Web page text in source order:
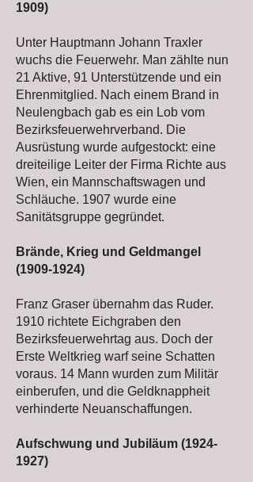
1909)
Unter Hauptmann Johann Traxler
wuchs die Feuerwehr. Man zählte nun
21 Aktive, 91 Unterstützende und ein
Ehrenmitglied. Nach einem Brand in
Neulengbach gab es ein Lob vom
Bezirksfeuerwehrverband. Die
Ausrüstung wurde aufgestockt: eine
dreiteilige Leiter der Firma Richte aus
Wien, ein Mannschaftswagen und
Schläuche. 1907 wurde eine
Sanitätsgruppe gegründet.
Brände, Krieg und Geldmangel
(1909-1924)
Franz Graser übernahm das Ruder.
1910 richtete Eichgraben den
Bezirksfeuerwehrtag aus. Doch der
Erste Weltkrieg warf seine Schatten
voraus. 14 Mann wurden zum Militär
einberufen, und die Geldknappheit
verhinderte Neuanschaffungen.
Aufschwung und Jubiläum (1924-
1927)